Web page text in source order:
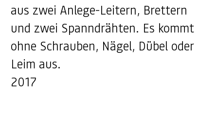
aus zwei Anlege-Leitern, Brettern
und zwei Spanndrähten. Es kommt
ohne Schrauben, Nägel, Dübel oder
Leim aus.
2017